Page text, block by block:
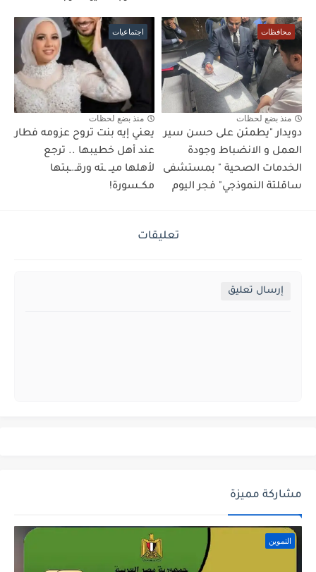
محافظات
منذ بضع لحظات
دويدار "يطمئن على حسن سير
العمل و الانضباط وجودة
الخدمات الصحية " بمستشفى
ساقلتة النموذجي" فجر اليوم
اجتماعيات
منذ بضع لحظات
يعني إيه بنت تروح عزومه فطار
عند أهل خطيبها .. ترجع
لأهلها ميــ ـته ورقـ.ـبتها
مكــسورة!
تعليقات
إرسال تعليق
مشاركة مميزة
التموين